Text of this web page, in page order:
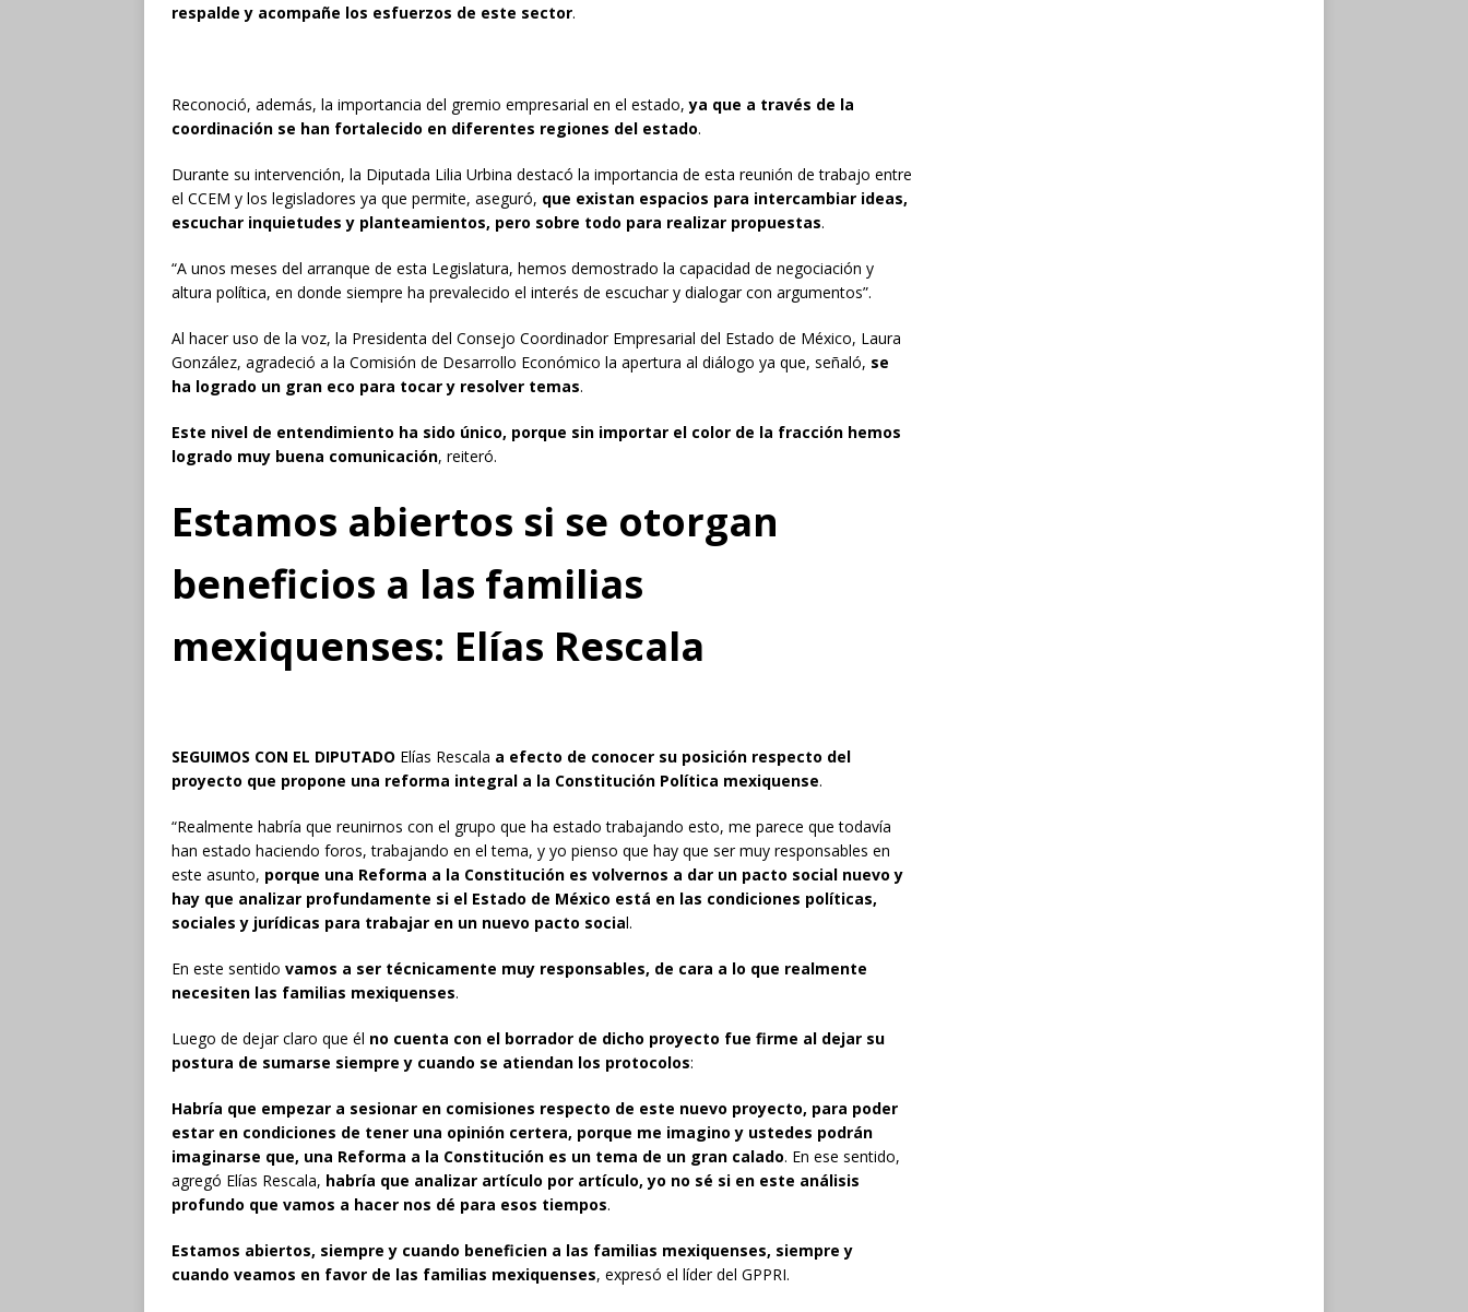
respalde y acompañe los esfuerzos de este sector.
Reconoció, además, la importancia del gremio empresarial en el estado,ya que a través de la
coordinación se han fortalecido en diferentes regiones del estado.
Durante su intervención, la Diputada Lilia Urbina destacó la importancia de esta reunión de trabajo entre
el CCEM y los legisladores ya que permite, aseguró, que existan espacios para intercambiar ideas,
escuchar inquietudes y planteamientos, pero sobre todo para realizar propuestas.
“A unos meses del arranque de esta Legislatura, hemos demostrado la capacidad de negociación y
altura política, en donde siempre ha prevalecido el interés de escuchar y dialogar con argumentos”.
Al hacer uso de la voz, la Presidenta del Consejo Coordinador Empresarial del Estado de México, Laura
González, agradeció a la Comisión de Desarrollo Económico la apertura al diálogo ya que, señaló, se
ha logrado un gran eco para tocar y resolver temas.
Este nivel de entendimiento ha sido único, porque sin importar el color de la fracción hemos
logrado muy buena comunicación, reiteró.
Estamos abiertos si se otorgan
beneficios a las familias
mexiquenses: Elías Rescala
SEGUIMOS CON EL DIPUTADO Elías Rescala a efecto de conocer su posición respecto del
proyecto que propone una reforma integral a la Constitución Política mexiquense.
“Realmente habría que reunirnos con el grupo que ha estado trabajando esto, me parece que todavía
han estado haciendo foros, trabajando en el tema, y yo pienso que hay que ser muy responsables en
este asunto, porque una Reforma a la Constitución es volvernos a dar un pacto social nuevo y
hay que analizar profundamente si el Estado de México está en las condiciones políticas,
sociales y jurídicas para trabajar en un nuevo pacto social.
En este sentido vamos a ser técnicamente muy responsables, de cara a lo que realmente
necesiten las familias mexiquenses.
Luego de dejar claro que él no cuenta con el borrador de dicho proyecto fue firme al dejar su
postura de sumarse siempre y cuando se atiendan los protocolos:
Habría que empezar a sesionar en comisiones respecto de este nuevo proyecto, para poder
estar en condiciones de tener una opinión certera, porque me imagino y ustedes podrán
imaginarse que, una Reforma a la Constitución es un tema de un gran calado. En ese sentido,
agregó Elías Rescala, habría que analizar artículo por artículo, yo no sé si en este análisis
profundo que vamos a hacer nos dé para esos tiempos.
Estamos abiertos, siempre y cuando beneficien a las familias mexiquenses, siempre y
cuando veamos en favor de las familias mexiquenses, expresó el líder del GPPRI.